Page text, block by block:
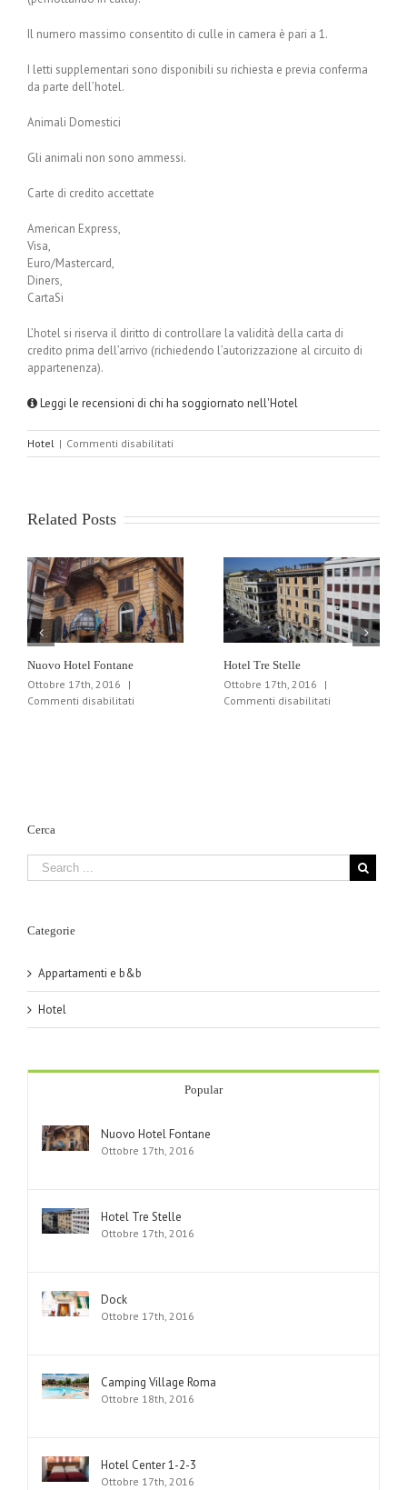
Il numero massimo consentito di culle in camera è pari a 1.
I letti supplementari sono disponibili su richiesta e previa conferma
da parte dell’hotel.
Animali Domestici
Gli animali non sono ammessi.
Carte di credito accettate
American Express,
Visa,
Euro/Mastercard,
Diners,
CartaSi
L’hotel si riserva il diritto di controllare la validità della carta di
credito prima dell’arrivo (richiedendo l’autorizzazione al circuito di
appartenenza).
Leggi le recensioni di chi ha soggiornato nell'Hotel
Hotel | Commenti disabilitati
Hotel
Related Posts
Nuovo Hotel Fontane
Ottobre 17th, 2016
|
Commenti disabilitati
Hotel Tre Stelle
Ottobre 17th, 2016
|
Commenti disabilitati
Cerca
Categorie
Appartamenti e b&b
Hotel
Popular
Nuovo Hotel Fontane
Ottobre 17th, 2016
Hotel Tre Stelle
Ottobre 17th, 2016
Dock
Ottobre 17th, 2016
Camping Village Roma
Ottobre 18th, 2016
Hotel Center 1-2-3
Ottobre 17th, 2016